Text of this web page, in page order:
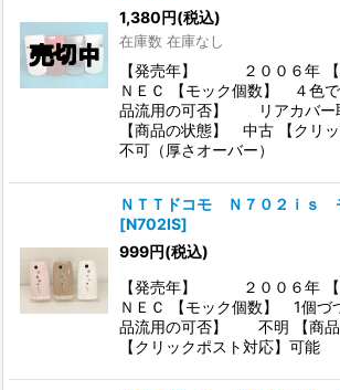
1,380円(税込)
在庫数 在庫なし
【発売年】 ２００６年
ＮＥＣ 【モック個数】 ４色
品流用の可否】 リアカバー
【商品の状態】 中古 【クリッ
不可（厚さオーバー）
ＮＴＴドコモ Ｎ７０２ｉｓ
[N702IS]
999円(税込)
【発売年】 ２００６年
ＮＥＣ 【モック個数】 1個づ
品流用の可否】 不明 【商
【クリックポスト対応】可能